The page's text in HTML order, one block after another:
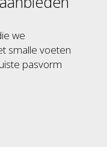
we
smalle voeten
pasvorm